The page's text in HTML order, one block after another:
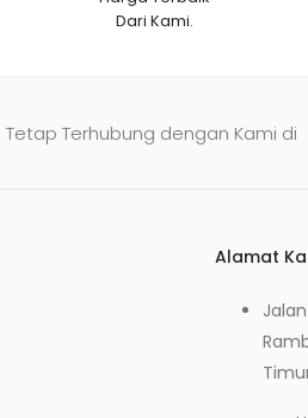
Dari Kami.
Tetap Terhubung dengan Kami di
Alamat